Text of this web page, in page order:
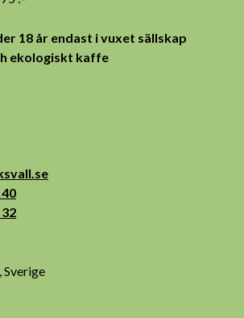
18 år endast i vuxet sällskap
ekologiskt kaffe
Sverige